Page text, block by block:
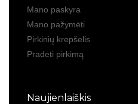
Mano paskyra
Mano pažymėti
Pirkinių krepšelis
Pradėti pirkimą
Naujienlaiškis